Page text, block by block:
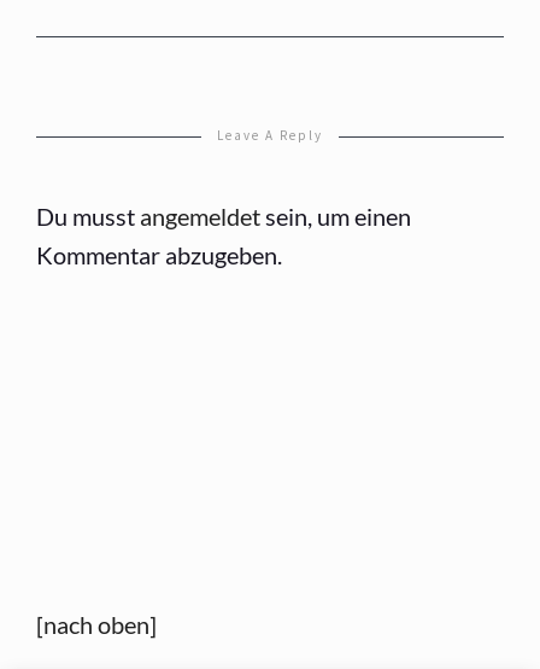
Leave A Reply
Du musst angemeldetsein, um einen
Kommentar abzugeben.
[nach oben]